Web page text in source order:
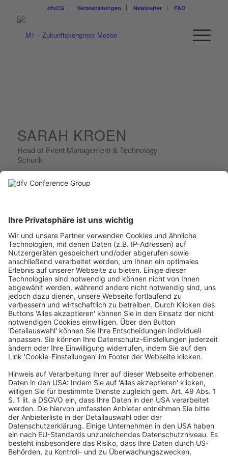
dfvCG Veranstaltungen Newsletter FAQ
SARAH KROEN
Head of Event Management & Technology
Schunk
15 Jahren internationaler Erfahrung im B2B-Sektor. Seit Januar
und Automatisierungstechnik. Hierbei gestaltet sie aktiv die
zudem für Chancengleichheit im Arbeitsumfeld ein. Zuvor
verantwortete sie bei einer weltweit führenden Marketingagentur
die Umsetzung von Live-, Hybrid- und Digitalformaten – von
Product Launches und Messen bis hin zu Brand Activations.
Beim Zukunftskongress gibt Sarah Kroen Einblicke in die
Gestaltung wirkungsvoller Markenerlebnisse und zeigt, wie
Kreativität und Unternehmensperspektive erfolgreich verbunden
werden.
Ein Business-Event von